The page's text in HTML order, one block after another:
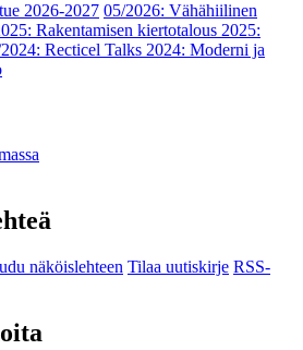
2026-2027 05/2026: Vähähiilinen
Rakentamisen kiertotalous 2025:
Recticel Talks 2024: Moderni ja
näköislehteen Tilaa uutiskirje RSS-